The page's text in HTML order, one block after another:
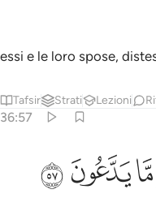
essi e le loro spose,
Tafsir Strati Lezioni
36:57
ﱕﱖﱗ